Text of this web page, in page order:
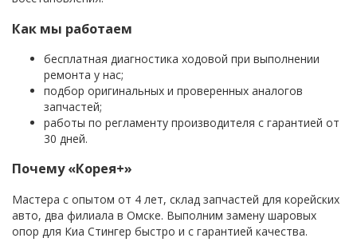
Как мы работаем
бесплатная диагностика ходовой при выполнении
ремонта у нас;
подбор оригинальных и проверенных аналогов
запчастей;
работы по регламенту производителя с гарантией от
30 дней.
Почему «Корея+»
Мастера с опытом от 4 лет, склад запчастей для корейских
авто, два филиала в Омске. Выполним замену шаровых
опор для Киа Стингер быстро и с гарантией качества.